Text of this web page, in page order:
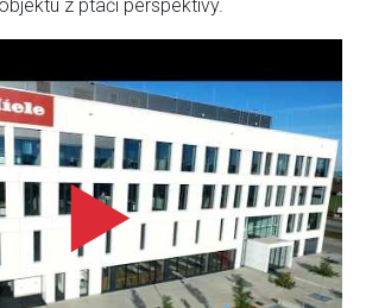
z ptačí perspektivy.